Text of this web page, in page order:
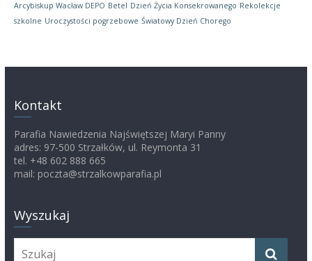
Arcybiskup Wacław DEPO Betel Dzień Życia Konsekrowanego Rekolekcje
szkolne Uroczystości pogrzebowe Światowy Dzień Chorego
Kontakt
Parafia Nawiedzenia Najświętszej Maryi Panny
adres: 97-500 Strzałków, ul. Reymonta 31
tel. +48 602 888 665
mail: poczta@strzalkowparafia.pl
Wyszukaj